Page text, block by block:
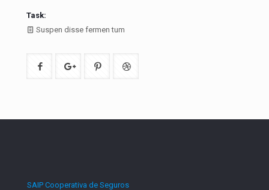
Task:
Suspen disse fermen tum
SAIP Cooperativa de Seguros